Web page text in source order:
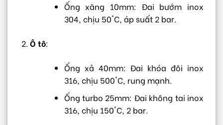
Ống xăng 10mm: Đai bướm inox
304, chịu 50°C, áp suất 2 bar.
Ô tô:
Ống xả 40mm: Đai khóa đôi inox
316, chịu 500°C, rung mạnh.
Ống turbo 25mm: Đai không tai inox
316, chịu 150°C, 2 bar.